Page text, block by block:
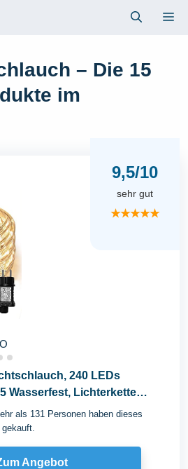
– Die 15
im
9,5/10
sehr gut
★★★★★
240 LEDs
Wasserfest, Lichterkette
als 131 Personen haben dieses
Angebot